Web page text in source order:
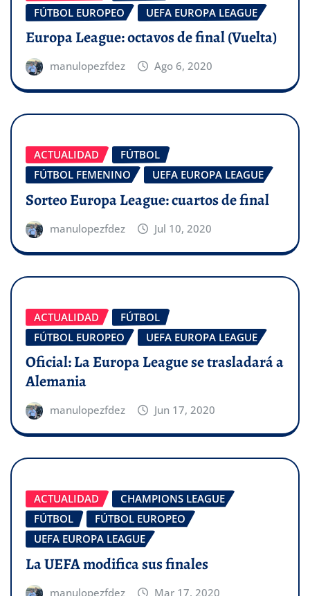
FÚTBOL EUROPEO
UEFA EUROPA LEAGUE
Europa League: octavos de final (Vuelta)
manulopezfdez Ago 6, 2020
ACTUALIDAD
FÚTBOL
FÚTBOL FEMENINO
UEFA EUROPA LEAGUE
Sorteo Europa League: cuartos de final
manulopezfdez Jul 10, 2020
ACTUALIDAD
FÚTBOL
FÚTBOL EUROPEO
UEFA EUROPA LEAGUE
Oficial: La Europa League se trasladará a
Alemania
manulopezfdez Jun 17, 2020
ACTUALIDAD
CHAMPIONS LEAGUE
FÚTBOL
FÚTBOL EUROPEO
UEFA EUROPA LEAGUE
La UEFA modifica sus finales
manulopezfdez Mar 17, 2020